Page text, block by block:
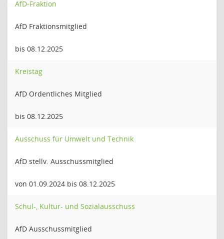
AfD-Fraktion
AfD Fraktionsmitglied
bis 08.12.2025
Kreistag
AfD Ordentliches Mitglied
bis 08.12.2025
Ausschuss für Umwelt und Technik
AfD stellv. Ausschussmitglied
von 01.09.2024 bis 08.12.2025
Schul-, Kultur- und Sozialausschuss
AfD Ausschussmitglied